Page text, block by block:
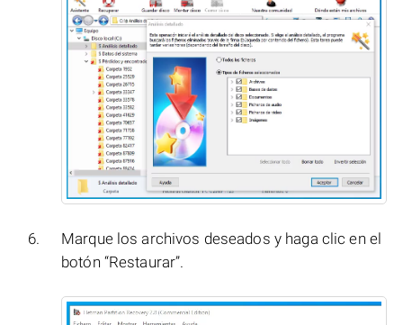
Marque los archivos deseados y haga clic en el
botón “Restaurar”.